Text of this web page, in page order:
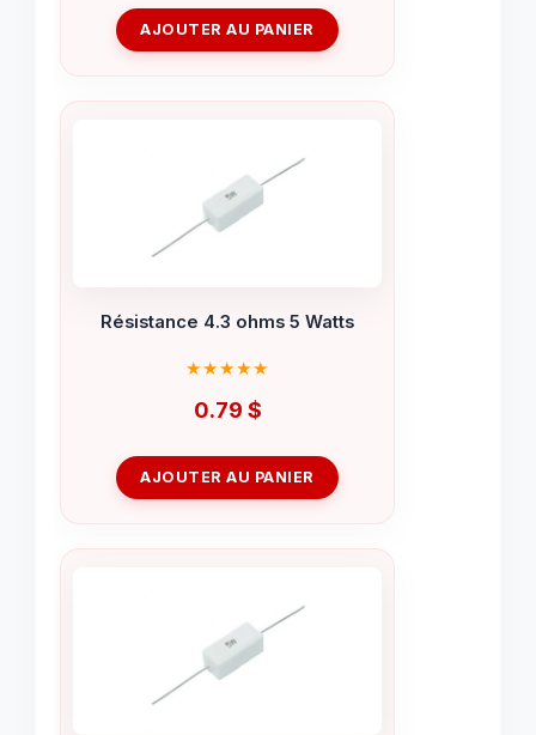
AJOUTER AU PANIER
Résistance 4.3 ohms 5 Watts
0.79 $
AJOUTER AU PANIER